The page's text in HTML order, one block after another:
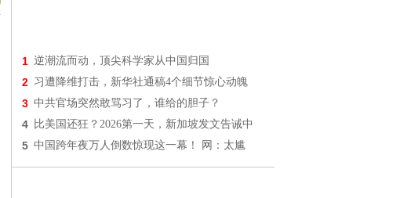
1 逆潮流而动，顶尖科学家从中国归国
2 习遭降维打击，新华社通稿4个细节惊心动魄
3 中共官场突然敢骂习了，谁给的胆子？
4 比美国还狂？2026第一天，新加坡发文告诫中
5 中国跨年夜万人倒数惊现这一幕！ 网：太尴